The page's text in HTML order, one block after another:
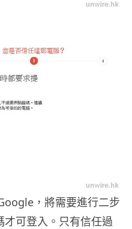
，將需要進行二步
可登入。只有信任過